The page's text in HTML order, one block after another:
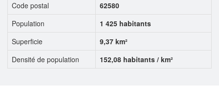
Code postal
62580
Population
1 425 habitants
Superficie
9,37 km²
Densité de population
152,08 habitants / km²